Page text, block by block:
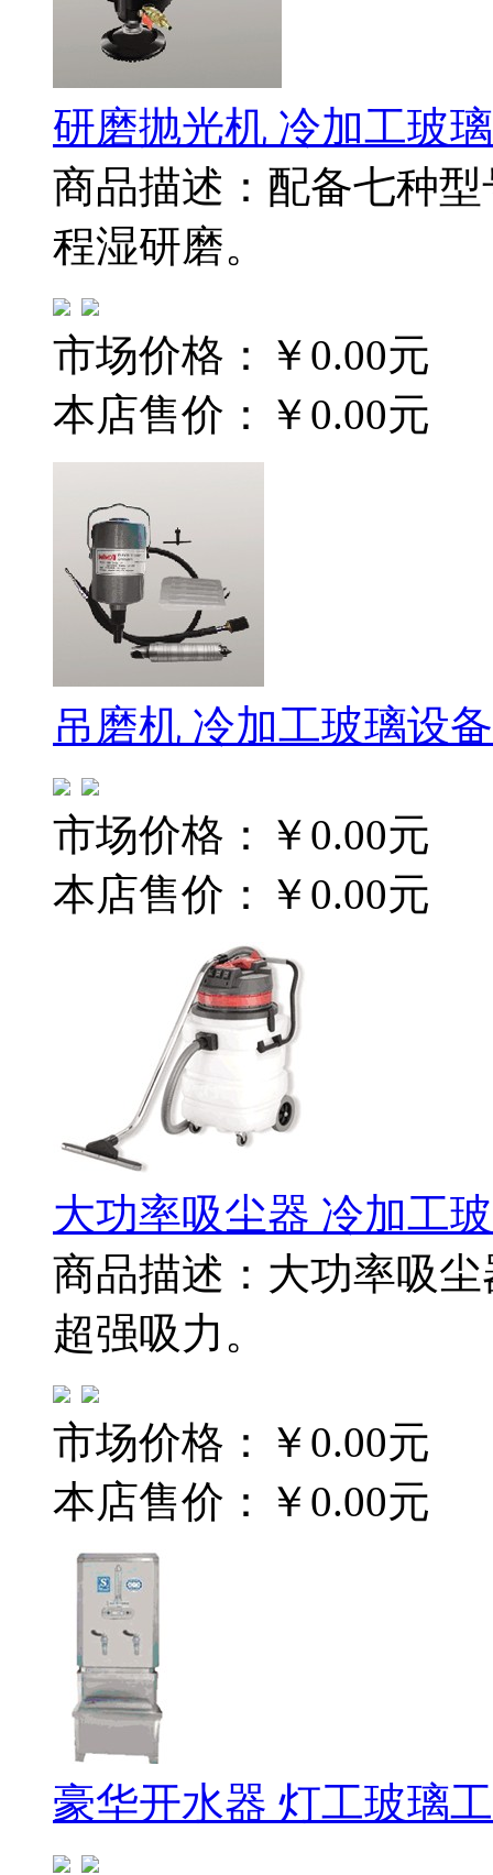
研磨抛光机 冷加工玻
商品描述：配备七种
程湿研磨。
市场价格：
￥0.00元
本店售价：
￥0.00元
吊磨机 冷加工玻璃设备
市场价格：
￥0.00元
本店售价：
￥0.00元
大功率吸尘器 冷加工
商品描述：大功率吸
超强吸力。
市场价格：
￥0.00元
本店售价：
￥0.00元
豪华开水器 灯工玻璃